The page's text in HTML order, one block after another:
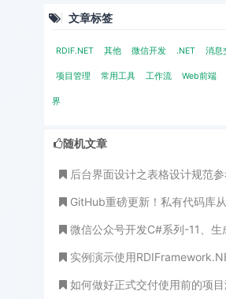
文章标签
RDIF.NET 其他 微信开发 .NET 消息
项目管理 常用工具 工作流 Web前端
界
随机文章
后台界面设计之表格设计规范
GitHub重磅更新！私有代码库从此免费，开发者
微信公众号开发C#系列-11、生成带参数
实例演示使用RDIFramework.NET 框架的工作流组件进行业务流程的定义
如何做好正式交付使用前的项